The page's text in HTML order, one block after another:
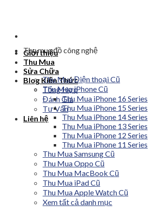
Giới thiệu
Thu Mua
Sửa Chữa
Blog Kiến Thức
Tổng Hợp
Đánh Giá
Tư Vấn
Liên hệ
Thu mua đồ công nghệ
Thu Mua Điện thoại Cũ
Thu Mua iPhone Cũ
Thu Mua iPhone 16 Series
Thu Mua iPhone 15 Series
Thu Mua iPhone 14 Series
Thu Mua iPhone 13 Series
Thu Mua iPhone 12 Series
Thu Mua iPhone 11 Series
Thu Mua Samsung Cũ
Thu Mua Oppo Cũ
Thu Mua MacBook Cũ
Thu Mua iPad Cũ
Thu Mua Apple Watch Cũ
Xem tất cả danh mục